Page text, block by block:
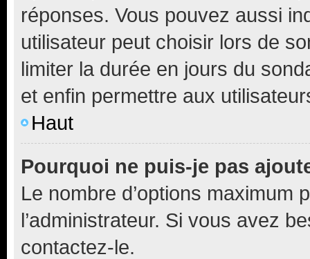
réponses. Vous pouvez aussi
utilisateur peut choisir lors de
limiter la durée en jours du
et enfin permettre aux
Haut
Pourquoi ne puis-je pas
Le nombre d’options maximum
l’administrateur. Si vous avez
contactez-le.